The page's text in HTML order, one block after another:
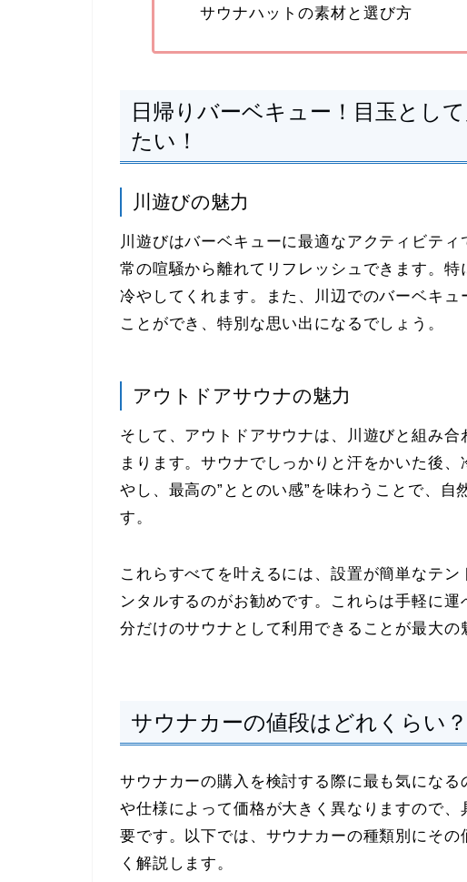
サウナハットの素材と選び方
日帰りバーベキュー！目玉とし
たい！
川遊びの魅力
川遊びはバーベキューに最適なアクティビテ
常の喧騒から離れてリフレッシュできます。
冷やしてくれます。また、川辺でのバーベキ
ことができ、特別な思い出になるでしょう。
アウトドアサウナの魅力
そして、アウトドアサウナは、川遊びと組み
まります。サウナでしっかりと汗をかいた後
やし、最高の”ととのい感”を味わうことで、自
す。
これらすべてを叶えるには、設置が簡単なテ
ンタルするのがお勧めです。これらは手軽に
分だけのサウナとして利用できることが最大の
サウナカーの値段はどれくらい
サウナカーの購入を検討する際に最も気にな
や仕様によって価格が大きく異なりますので
要です。以下では、サウナカーの種類別にそ
く解説します。